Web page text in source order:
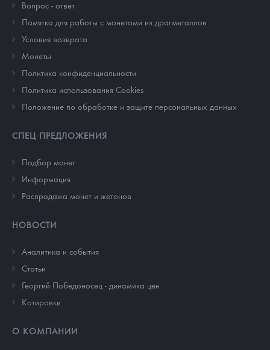
Вопрос - ответ
Памятка для работы с монетами из драгметаллов
Условия возврата
Монеты
Политика конфиденциальности
Политика использования Cookies
Положение по обработке и защите персональных данных
СПЕЦ ПРЕДЛОЖЕНИЯ
Подбор монет
Информация
Распродажа монет и жетонов
НОВОСТИ
Аналитика и события
Cтатьи
Георгий Победоносец - динамика цен
Котировки
О КОМПАНИИ